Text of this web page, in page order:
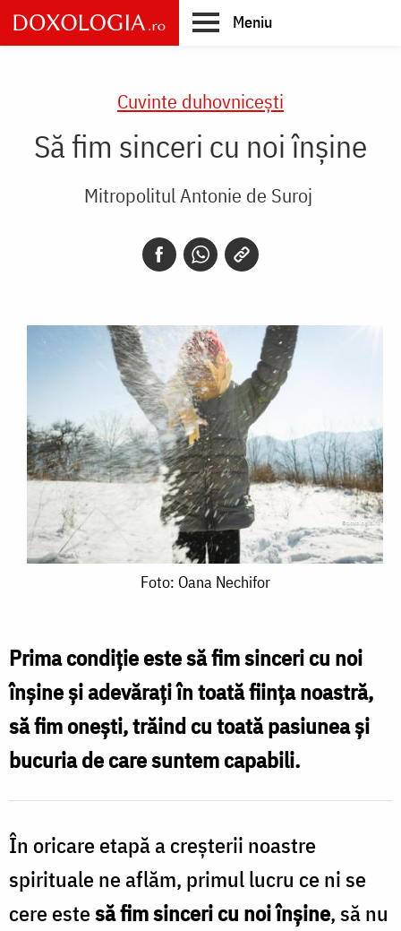
Skip
to
main
Meniu
Cuvinte duhovnicești
Să fim sinceri cu noi înșine
Mitropolitul Antonie de Suroj
Foto: Oana Nechifor
Prima condiție este să fim sinceri cu noi
înșine și adevărați în toată ființa noastră,
să fim onești, trăind cu toată pasiunea și
bucuria de care suntem capabili.
În oricare etapă a creșterii noastre
spirituale ne aflăm, primul lucru ce ni se
cere estesă fim sinceri cu noi înșine, să nu